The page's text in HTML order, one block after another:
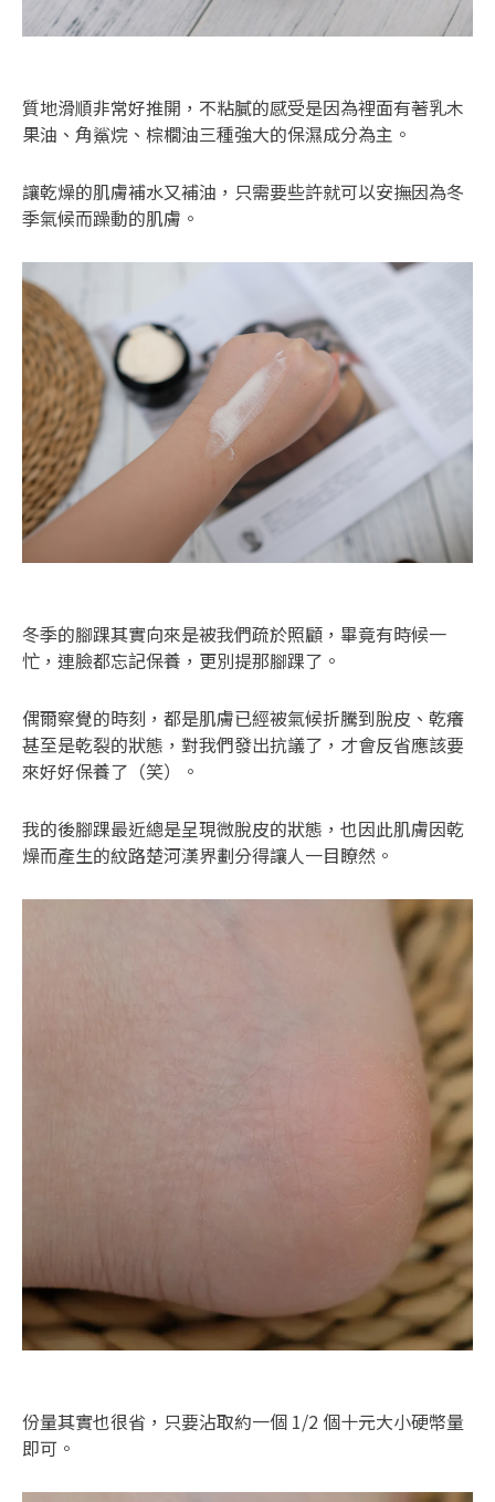
質地滑順非常好推開，不粘膩的感受是因為裡面有著乳木
果油、角鯊烷、棕櫚油三種強大的保濕成分為主。
讓乾燥的肌膚補水又補油，只需要些許就可以安撫因為冬
季氣候而躁動的肌膚。
冬季的腳踝其實向來是被我們疏於照顧，畢竟有時候一
忙，連臉都忘記保養，更別提那腳踝了。
偶爾察覺的時刻，都是肌膚已經被氣候折騰到脫皮、乾癢
甚至是乾裂的狀態，對我們發出抗議了，才會反省應該要
來好好保養了（笑）。
我的後腳踝最近總是呈現微脫皮的狀態，也因此肌膚因乾
燥而產生的紋路楚河漢界劃分得讓人一目瞭然。
份量其實也很省，只要沾取約一個 1/2 個十元大小硬幣量
即可。